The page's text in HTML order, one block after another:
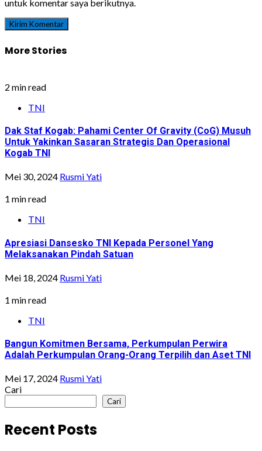
untuk komentar saya berikutnya.
More Stories
2 min read
TNI
Dak Staf Kogab: Pahami Center Of Gravity (CoG) Musuh
Untuk Yakinkan Sasaran Strategis Dan Operasional
Kogab TNI
Mei 30, 2024 Rusmi Yati
1 min read
TNI
Apresiasi Dansesko TNI Kepada Personel Yang
Melaksanakan Pindah Satuan
Mei 18, 2024 Rusmi Yati
1 min read
TNI
Bangun Komitmen Bersama, Perkumpulan Perwira
Adalah Perkumpulan Orang-Orang Terpilih dan Aset TNI
Mei 17, 2024 Rusmi Yati
Cari
Cari
Recent Posts